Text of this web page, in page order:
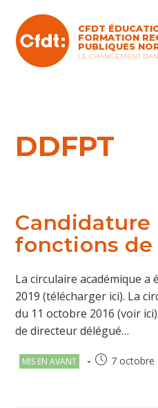
content
CFDT
FORMATION
PUBLIQUES
LE CHANGEMENT
DDFPT
Candidature
fonctions de
La circulaire académique a
2019 (télécharger ici). La
du 11 octobre 2016 (voir
de directeur délégué…
Post
MIS EN AVANT
Publication
7 octobre